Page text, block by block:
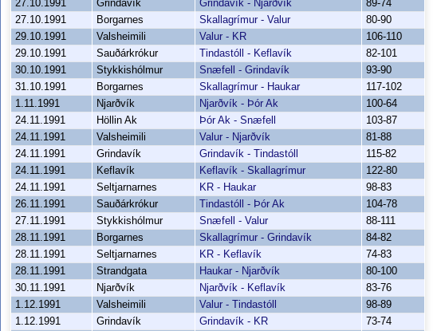
27.10.1991
Grindavík Grindavík - Njarðvík
89-74
27.10.1991
Borgarnes Skallagrímur - Valur
80-90
29.10.1991
Valsheimili Valur - KR
106-110
29.10.1991
Sauðárkrókur Tindastóll - Keflavík
82-101
30.10.1991
Stykkishólmur Snæfell - Grindavík
93-90
31.10.1991
Borgarnes Skallagrímur - Haukar
117-102
1.11.1991
Njarðvík Njarðvík - Þór Ak
100-64
24.11.1991
Höllin Ak Þór Ak - Snæfell
103-87
24.11.1991
Valsheimili Valur - Njarðvík
81-88
24.11.1991
Grindavík Grindavík - Tindastóll
115-82
24.11.1991
Keflavík Keflavík - Skallagrímur
122-80
24.11.1991
Seltjarnarnes KR - Haukar
98-83
26.11.1991
Sauðárkrókur Tindastóll - Þór Ak
104-78
27.11.1991
Stykkishólmur Snæfell - Valur
88-111
28.11.1991
Borgarnes Skallagrímur - Grindavík
84-82
28.11.1991
Seltjarnarnes KR - Keflavík
74-83
28.11.1991
Strandgata Haukar - Njarðvík
80-100
30.11.1991
Njarðvík Njarðvík - Keflavík
83-76
1.12.1991
Valsheimili Valur - Tindastóll
98-89
1.12.1991
Grindavík Grindavík - KR
73-74